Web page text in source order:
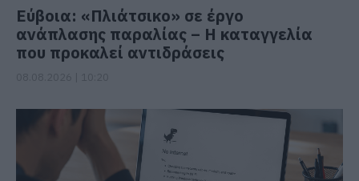
Εύβοια: «Πλιάτσικο» σε έργο
ανάπλασης παραλίας – Η καταγγελία
που προκαλεί αντιδράσεις